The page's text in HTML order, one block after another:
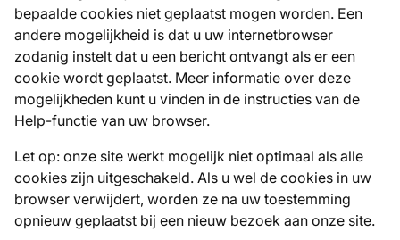
bepaalde cookies niet geplaatst mogen worden. Een
andere mogelijkheid is dat u uw internetbrowser
zodanig instelt dat u een bericht ontvangt als er een
cookie wordt geplaatst. Meer informatie over deze
mogelijkheden kunt u vinden in de instructies van de
Help-functie van uw browser.
Let op: onze site werkt mogelijk niet optimaal als alle
cookies zijn uitgeschakeld. Als u wel de cookies in uw
browser verwijdert, worden ze na uw toestemming
opnieuw geplaatst bij een nieuw bezoek aan onze site.